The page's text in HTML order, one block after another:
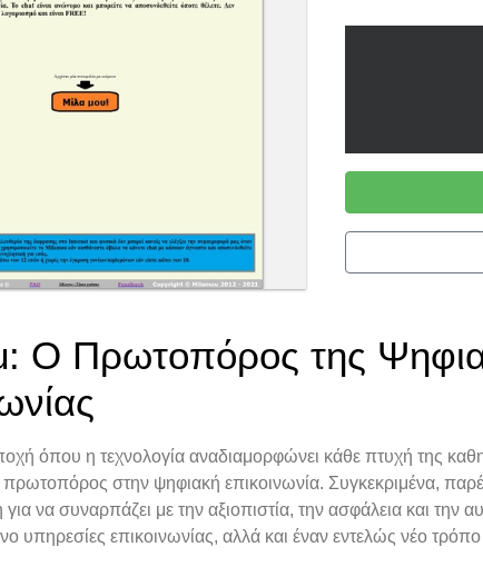
Ο Πρωτοπόρος της
όπου η τεχνολογία αναδιαμορφώνει κάθε πτυχή της
πρωτοπόρος στην ψηφιακή επικοινωνία. Συγκεκριμένα,
για να συναρπάζει με την αξιοπιστία, την ασφάλεια και την
υπηρεσίες επικοινωνίας, αλλά και έναν εντελώς νέο